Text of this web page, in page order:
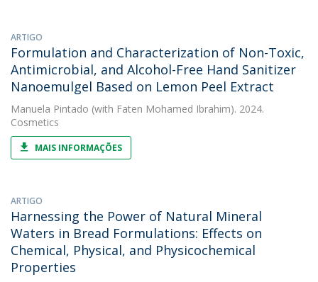
ARTIGO
Formulation and Characterization of Non-Toxic,
Antimicrobial, and Alcohol-Free Hand Sanitizer
Nanoemulgel Based on Lemon Peel Extract
Manuela Pintado (with Faten Mohamed Ibrahim). 2024.
Cosmetics
MAIS INFORMAÇÕES
ARTIGO
Harnessing the Power of Natural Mineral
Waters in Bread Formulations: Effects on
Chemical, Physical, and Physicochemical
Properties